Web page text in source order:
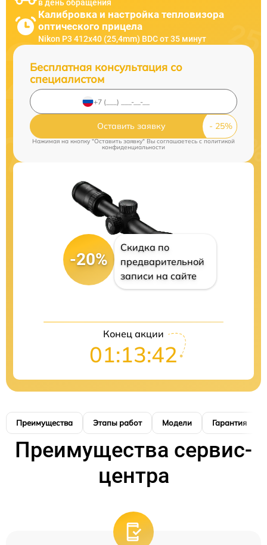
в день обращения
Калибровка и настройка тепловизора
оптического прицела
Nikon P3 412x40 (25,4mm) BDC от 35 минут
Бесплатная консультация со
специалистом
Оставить заявку
Нажимая на кнопку "Оставить заявку" Вы соглашаетесь cполитикой
конфиденциальности
-20%
Скидка по
предварительной
записи на сайте
Конец акции
01:13:41
Преимущества Этапы работ Модели Гарантия
Преимущества сервис-
центра